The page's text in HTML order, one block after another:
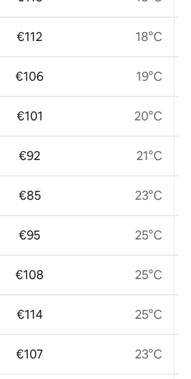
€112
€106
€101
€92
€85
€95
€108
€114
€107
18°C
19°C
20°C
21°C
23°C
25°C
25°C
25°C
23°C